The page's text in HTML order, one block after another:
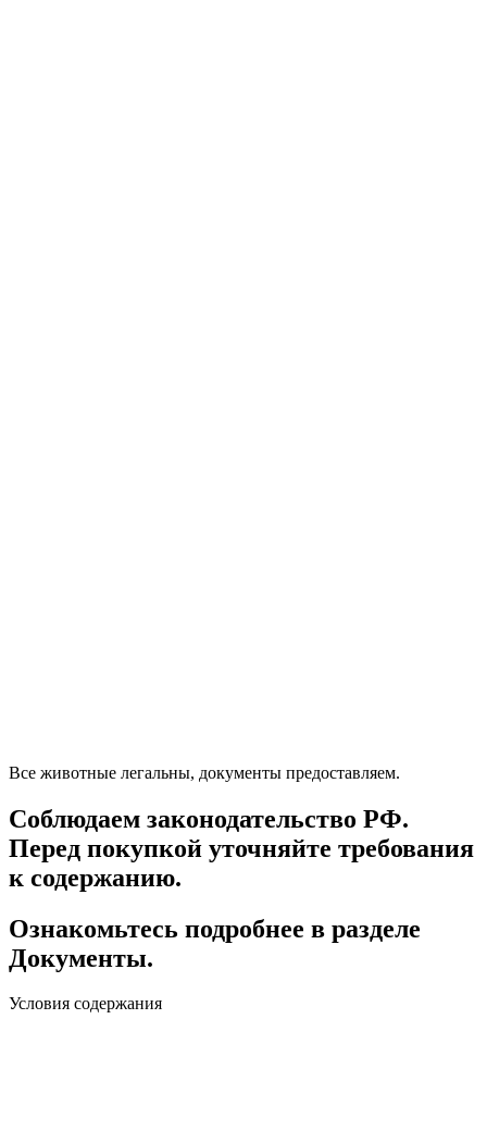
Все животные легальны, документы предоставляем.
Соблюдаем законодательство РФ.
Перед покупкой уточняйте требования
к содержанию.
Ознакомьтесь подробнее в разделе
Документы.
Условия содержания